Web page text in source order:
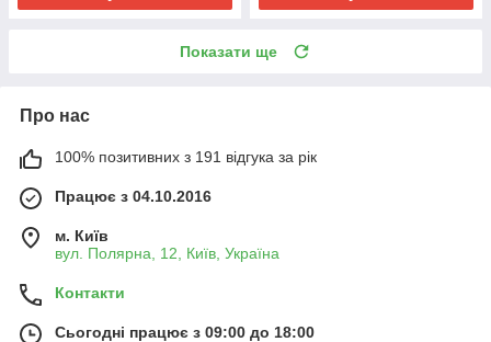
Показати ще
Про нас
100% позитивних з 191 відгука за рік
Працює з 04.10.2016
м. Київ
вул. Полярна, 12, Київ, Україна
Контакти
Сьогодні працює з 09:00 до 18:00